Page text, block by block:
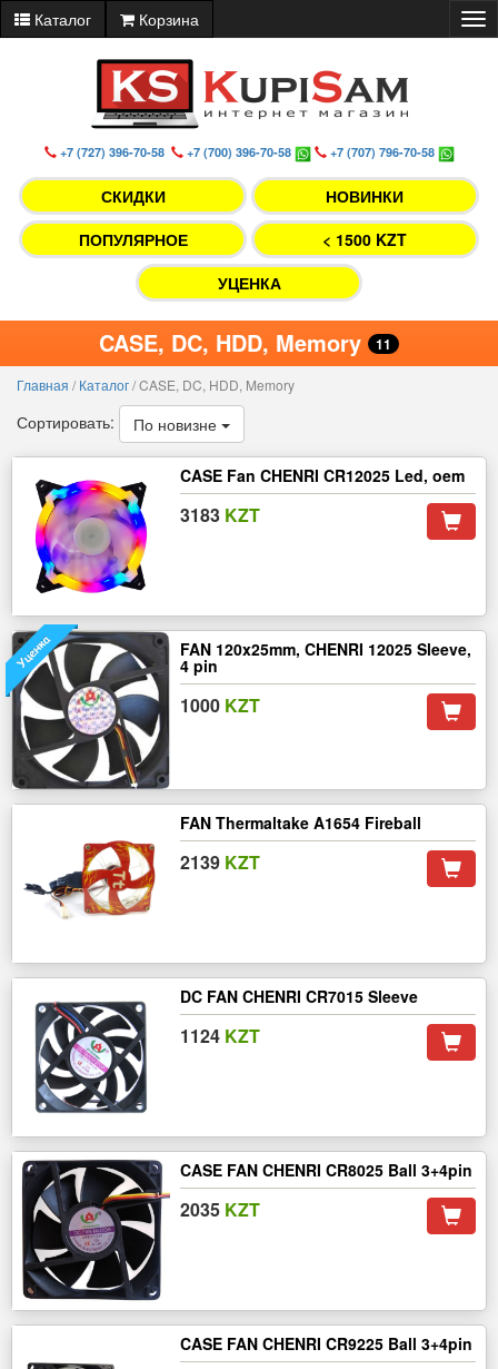
Каталог Корзина
+7 (727) 396-70-58 +7 (700) 396-70-58 +7 (707) 796-70-58
СКИДКИ
НОВИНКИ
ПОПУЛЯРНОЕ
< 1500 KZT
УЦЕНКА
CASE, DC, HDD, Memory 11
Главная /Каталог/CASE, DC, HDD, Memory
Сортировать: По новизне
CASE Fan CHENRI CR12025 Led, oem
3183 KZT
FAN 120x25mm, CHENRI 12025 Sleeve,
4 pin
1000 KZT
FAN Thermaltake A1654 Fireball
2139 KZT
DC FAN CHENRI CR7015 Sleeve
1124 KZT
CASE FAN CHENRI CR8025 Ball 3+4pin
2035 KZT
CASE FAN CHENRI CR9225 Ball 3+4pin